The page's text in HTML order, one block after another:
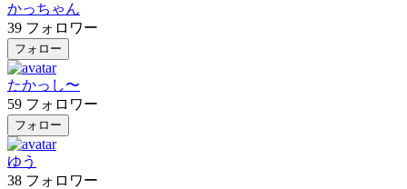
かっちゃん
39 フォロワー
フォロー
たかっし〜
59 フォロワー
フォロー
ゆう
38 フォロワー